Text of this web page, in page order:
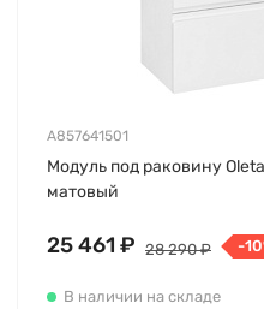
A857641501
Модуль под раковину
матовый
25 461 ₽ 28 290 ₽ -
В наличии на складе